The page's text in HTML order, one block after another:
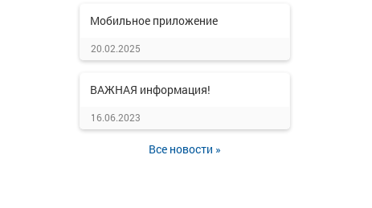
Мобильное приложение
20.02.2025
ВАЖНАЯ информация!
16.06.2023
Все новости »